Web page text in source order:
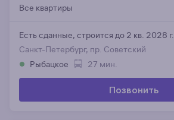
Все квартиры
Есть сданные, строится до 2 кв. 2028 г.
Санкт-Петербург, пр. Советский
Рыбацкое
27 мин.
Позвонить